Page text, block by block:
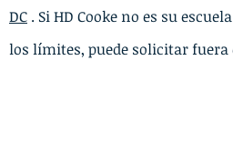
DC . Si HD Cooke no es su
los límites, puede solicitar